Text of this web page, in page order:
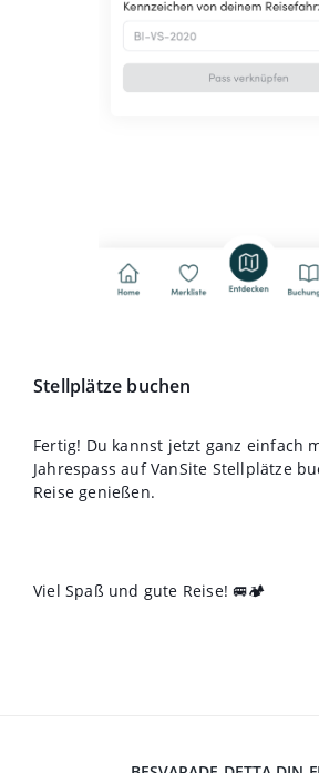
Stellplätze buchen
Fertig! Du kannst jetzt ganz einfach
Jahrespass auf VanSite Stellplätze
Reise genießen.
Viel Spaß und gute Reise! 🚐🏕️